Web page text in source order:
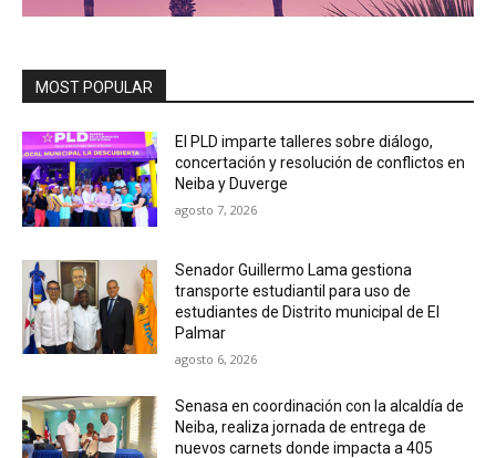
MOST POPULAR
El PLD imparte talleres sobre diálogo,
concertación y resolución de conflictos en
Neiba y Duverge
agosto 7, 2026
Senador Guillermo Lama gestiona
transporte estudiantil para uso de
estudiantes de Distrito municipal de El
Palmar
agosto 6, 2026
Senasa en coordinación con la alcaldía de
Neiba, realiza jornada de entrega de
nuevos carnets donde impacta a 405